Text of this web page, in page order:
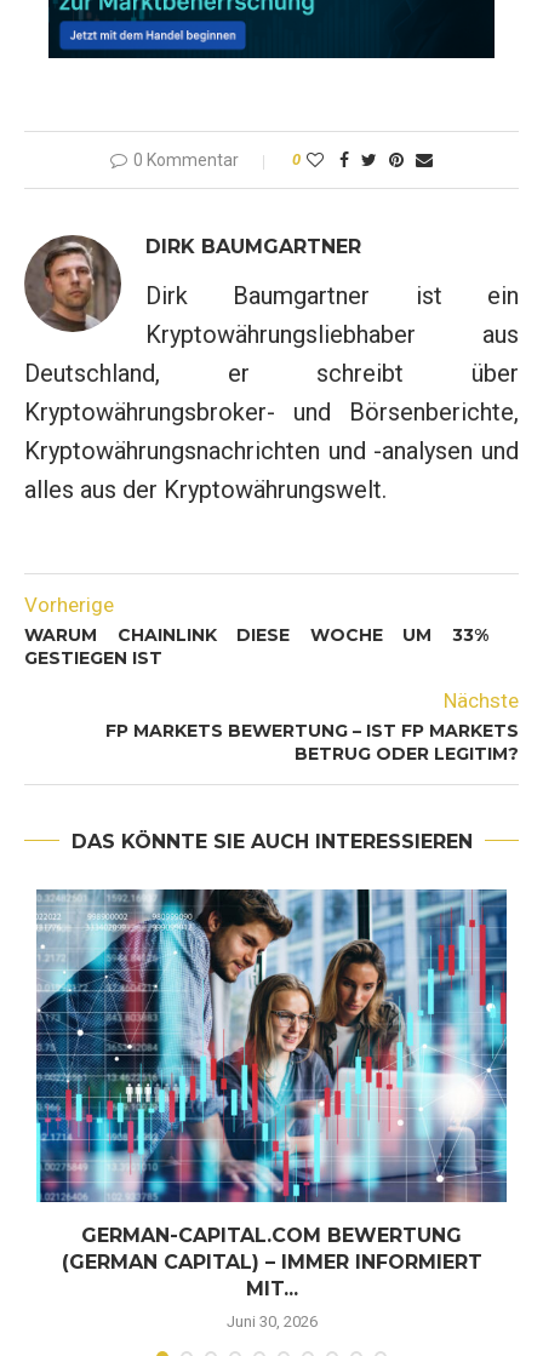
0 Kommentar 0
DIRK BAUMGARTNER
Dirk Baumgartner ist ein
Kryptowährungsliebhaber aus
Deutschland, er schreibt über
Kryptowährungsbroker- und Börsenberichte,
Kryptowährungsnachrichten und -analysen und
alles aus der Kryptowährungswelt.
Vorherige
WARUM CHAINLINK DIESE WOCHE UM 33%
GESTIEGEN IST
Nächste
FP MARKETS BEWERTUNG – IST FP MARKETS
BETRUG ODER LEGITIM?
DAS KÖNNTE SIE AUCH INTERESSIEREN
GERMAN-CAPITAL.COM BEWERTUNG
(GERMAN CAPITAL) – IMMER INFORMIERT
MIT...
Juni 30, 2026